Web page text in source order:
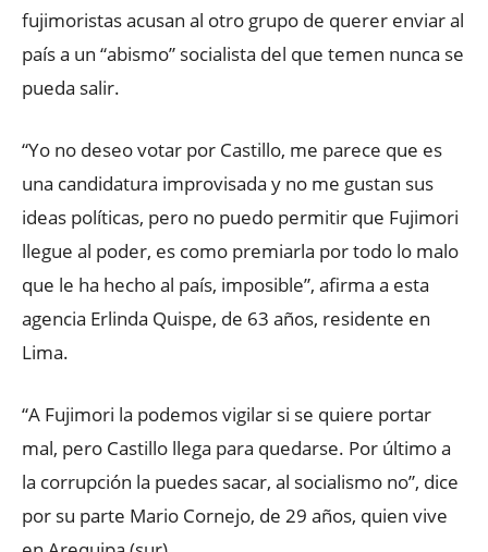
fujimoristas acusan al otro grupo de querer enviar al
país a un “abismo” socialista del que temen nunca se
pueda salir.
“Yo no deseo votar por Castillo, me parece que es
una candidatura improvisada y no me gustan sus
ideas políticas, pero no puedo permitir que Fujimori
llegue al poder, es como premiarla por todo lo malo
que le ha hecho al país, imposible”, afirma a esta
agencia Erlinda Quispe, de 63 años, residente en
Lima.
“A Fujimori la podemos vigilar si se quiere portar
mal, pero Castillo llega para quedarse. Por último a
la corrupción la puedes sacar, al socialismo no”, dice
por su parte Mario Cornejo, de 29 años, quien vive